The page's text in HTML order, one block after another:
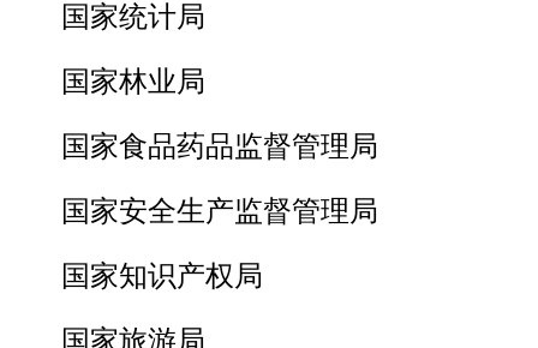
国家统计局
国家林业局
国家食品药品监督管理局
国家安全生产监督管理局
国家知识产权局
国家旅游局